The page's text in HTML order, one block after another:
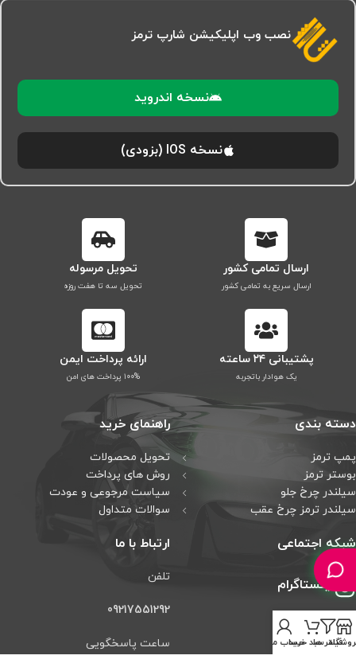
نصب وب اپلیکیشن شارپ ترمز
نسخه اندروید
نسخه IOS (بزودی)
ارسال تمامی کشور
ارسال سریع به تمامی کشور
تحویل مرسوله
تحویل سه تا هفت روزه
پشتیبانی ۲۴ ساعته
یک هوادار باتجربه
ارائه پرداخت ایمن
۱۰۰% پرداخت های امن
دسته بندی
پمپ ترمز
بوستر ترمز
سیلندر چرخ جلو
سیلندر ترمز چرخ عقب
راهنمای خرید
تحویل محصولات
روش های پرداخت
سیاست مرجوعی و عودت
سوالات متداول
شبکه اجتماعی
اینستاگرام
تلگرام
ارتباط با ما
تلفن
09217551292
ساعت پاسخگویی فیلتر هاسبد خریدحساب من